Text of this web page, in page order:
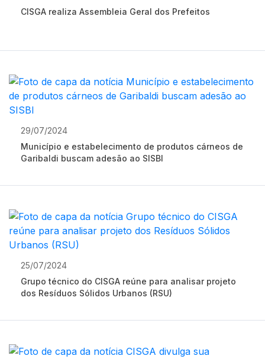
CISGA realiza Assembleia Geral dos Prefeitos
29/07/2024
Município e estabelecimento de produtos cárneos de
Garibaldi buscam adesão ao SISBI
25/07/2024
Grupo técnico do CISGA reúne para analisar projeto
dos Resíduos Sólidos Urbanos (RSU)